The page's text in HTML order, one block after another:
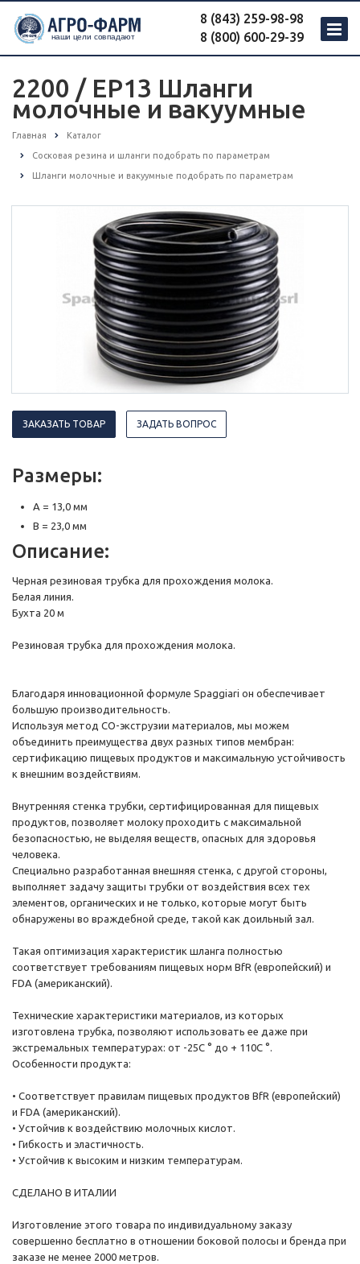
8 (843) 259-98-98
8 (800) 600-29-39
2200 / EP13 Шланги
молочные и вакуумные
Главная Каталог
Сосковая резина и шланги подобрать по параметрам
Шланги молочные и вакуумные подобрать по параметрам
ЗАКАЗАТЬ ТОВАР ЗАДАТЬ ВОПРОС
Размеры:
A = 13,0 мм
B = 23,0 мм
Описание:
Черная резиновая трубка для прохождения молока.
Белая линия.
Бухта 20 м
Резиновая трубка для прохождения молока.
Благодаря инновационной формуле Spaggiari он обеспечивает
большую производительность.
Используя метод CO-экструзии материалов, мы можем
объединить преимущества двух разных типов мембран:
сертификацию пищевых продуктов и максимальную устойчивость
к внешним воздействиям.
Внутренняя стенка трубки, сертифицированная для пищевых
продуктов, позволяет молоку проходить с максимальной
безопасностью, не выделяя веществ, опасных для здоровья
человека.
Специально разработанная внешняя стенка, с другой стороны,
выполняет задачу защиты трубки от воздействия всех тех
элементов, органических и не только, которые могут быть
обнаружены во враждебной среде, такой как доильный зал.
Такая оптимизация характеристик шланга полностью
соответствует требованиям пищевых норм BfR (европейский) и
FDA (американский).
Технические характеристики материалов, из которых
изготовлена ​​трубка, позволяют использовать ее даже при
экстремальных температурах: от -25С ° до + 110С °.
Особенности продукта:
• Соответствует правилам пищевых продуктов BfR (европейский)
и FDA (американский).
• Устойчив к воздействию молочных кислот.
• Гибкость и эластичность.
• Устойчив к высоким и низким температурам.
СДЕЛАНО В ИТАЛИИ
Изготовление этого товара по индивидуальному заказу
совершенно бесплатно в отношении боковой полосы и бренда при
заказе не менее 2000 метров.